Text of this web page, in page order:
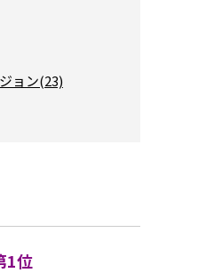
ョン(23)
1位